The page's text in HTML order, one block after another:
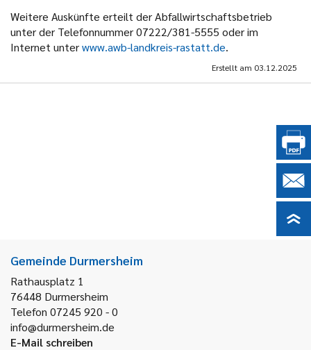
Weitere Auskünfte erteilt der Abfallwirtschaftsbetrieb
unter der Telefonnummer 07222/381-5555 oder im
Internet unterwww.awb-landkreis-rastatt.de.
Erstellt am 03.12.2025
Gemeinde Durmersheim
Rathausplatz 1
76448 Durmersheim
Telefon 07245 920 - 0
info@durmersheim.de
E-Mail schreiben